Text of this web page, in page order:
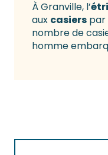
À Granville, l’
aux casiers par
nombre de
homme